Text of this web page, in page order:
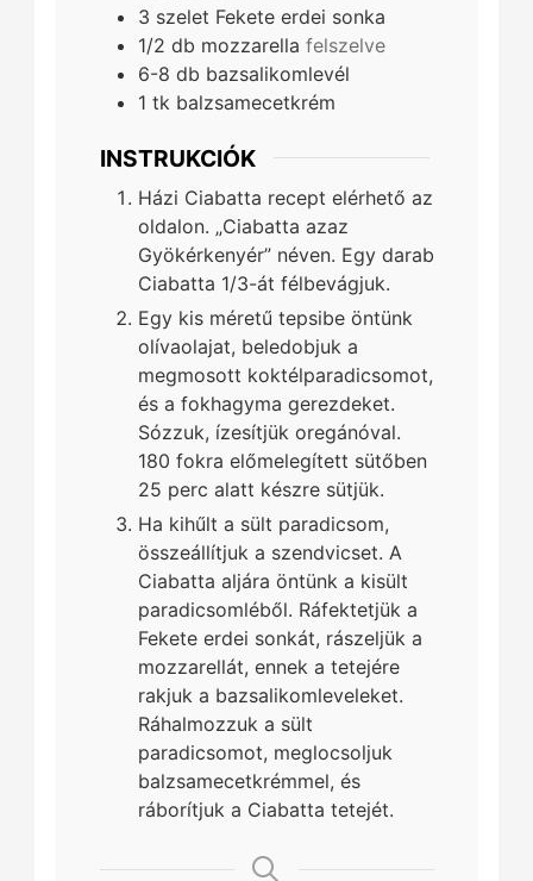
3 szelet Fekete erdei sonka
1/2 db mozzarella felszelve
6-8 db bazsalikomlevél
1 tk balzsamecetkrém
INSTRUKCIÓK
Házi Ciabatta recept elérhető az
oldalon. „Ciabatta azaz
Gyökérkenyér” néven. Egy darab
Ciabatta 1/3-át félbevágjuk.
Egy kis méretű tepsibe öntünk
olívaolajat, beledobjuk a
megmosott koktélparadicsomot,
és a fokhagyma gerezdeket.
Sózzuk, ízesítjük oregánóval.
180 fokra előmelegített sütőben
25 perc alatt készre sütjük.
Ha kihűlt a sült paradicsom,
összeállítjuk a szendvicset. A
Ciabatta aljára öntünk a kisült
paradicsomléből. Ráfektetjük a
Fekete erdei sonkát, rászeljük a
mozzarellát, ennek a tetejére
rakjuk a bazsalikomleveleket.
Ráhalmozzuk a sült
paradicsomot, meglocsoljuk
balzsamecetkrémmel, és
ráborítjuk a Ciabatta tetejét.